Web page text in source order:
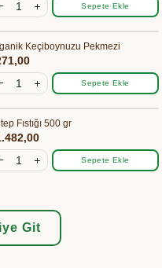
Sepete Ekle
Keçiboynuzu Pekmezi
Sepete Ekle
Fıstığı 500 gr
Sepete Ekle
Git